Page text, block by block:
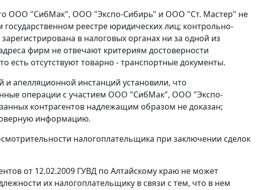
ООО "СибМак", ООО "Экспо-Сибирь" и ООО "Ст. Мастер" не
реестре юридических лиц; контрольно-
в налоговых органах ни за одной из
фирм не отвечают критериям достоверности
есть отсутствуют товарно - транспортные документы.
и апелляционной инстанций установили, что
операции с участием ООО "СибМак", ООО "Экспо-
контрагентов надлежащим образом не доказан;
информацию.
налогоплательщика при заключении сделок
от 12.02.2009 ГУВД по Алтайскому краю не может
их налогоплательщику в связи с тем, что в нем